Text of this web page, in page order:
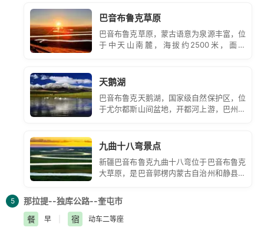
是典型的禾草草甸草原，也是新疆 最重要的畜牧业基地
之一。那里不但有雪山环抱下的世外桃源，有九曲十八弯
的开都河，更有优雅迷人 的天鹅湖，清晨，当远处的蒙
古包升起袅袅炊烟时，大大小小的天鹅们，有的开始休
飞过马背、羊群和蒙古包，在远方的山谷里盘旋。
巴音布鲁克草原
巴音布鲁克草原，蒙古语意为泉源丰富，位
于中天山南麓，海拔约2500米，面积
草丰盛，是典型的禾草草甸草原。
天鹅湖
巴音布鲁克天鹅湖，国家级自然保护区，位
于尤尔都斯山间盆地，开都河上游，巴州和
棋布。巴音布鲁克蒙语意为丰富的山泉。天
鹅湖由众多互通的小湖组成的湖沼地。每年
4月前后，大天鹅、小天鹅、疣
九曲十八弯景点
新疆巴音布鲁克九曲十八弯位于巴音布鲁克
大草原，是巴音郭楞内蒙古自治州和静县最
满天晚霞倒映在河湾的绚丽景观，这种景观
难得一見、可遇而不可求！
5
那拉提--独库公路--奎屯市
餐
早 宿 动车二等座